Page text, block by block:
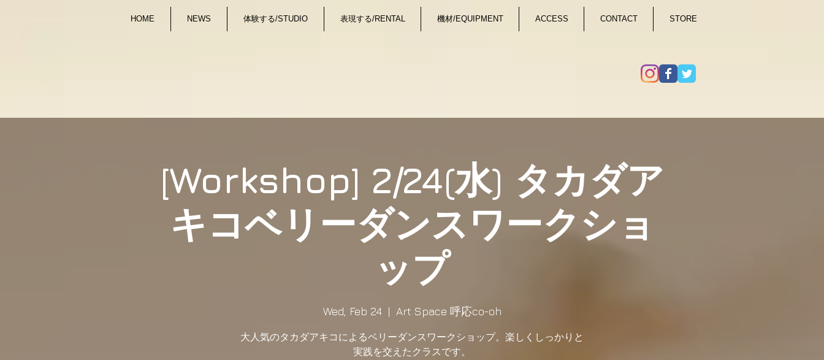
HOME NEWS 体験する/STUDIO 表現する/RENTAL 機材/EQUIPMENT ACCESS CONTACT STORE
[Workshop] 2/24(水) タカダア
キコベリーダンスワークショ
ップ
Wed, Feb 24
  |
Art Space 呼応co-oh
大人気のタカダアキコによるベリーダンスワークショップ。楽しくしっかりと
実践を交えたクラスです。